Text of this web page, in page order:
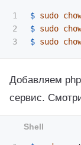
1
2
$ sudo
$ sudo
$ sudo
Добавляем
сервис.